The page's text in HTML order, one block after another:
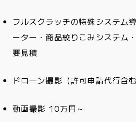
フルスクラッチの特殊システム
ーター・商品絞りこみシステム
要見積
ドローン撮影（許可申請代行含
動画撮影 10万円～